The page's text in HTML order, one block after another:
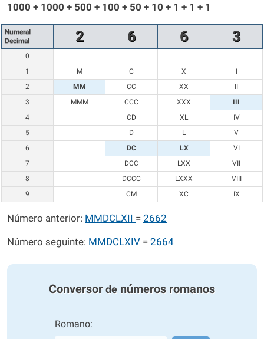
1000 + 1000 + 500 + 100 + 50 + 10 + 1 + 1 + 1
Numeral
Decimal
2 6 6 3
0
1
M C X
I
2
MM CC XX
II
3
MMM CCC XXX
III
4
CD XL
IV
5
D L
V
6
DC LX
VI
7
DCC LXX
VII
8
DCCC LXXX
VIII
9
CM XC IX
Número anterior: MMDCLXII = 2662
Número seguinte: MMDCLXIV = 2664
Conversor de números romanos
Romano: